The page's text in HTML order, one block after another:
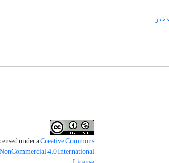
under aCreative Commons
4.0 International